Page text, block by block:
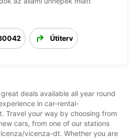
Útiterv
great deals available all year round
in car-rental-
Travel your way by choosing from
cars, from one of our stations
vicenza-dt. Whether you are